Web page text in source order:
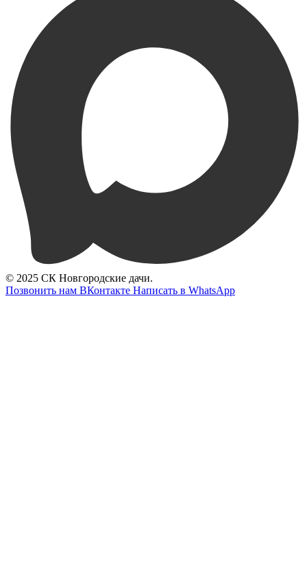
© 2025 СК Новгородские дачи.
Позвонить нам ВКонтакте Написать в WhatsApp